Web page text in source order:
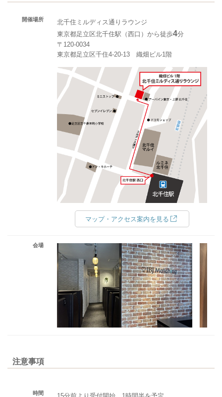
開催場所
北千住ミルディス通りラウンジ
東京都足立区北千住駅（西口）から徒歩4分
〒120-0034
東京都足立区千住4-20-13 織畑ビル1階
マップ・アクセス案内を見る
会場
注意事項
時間